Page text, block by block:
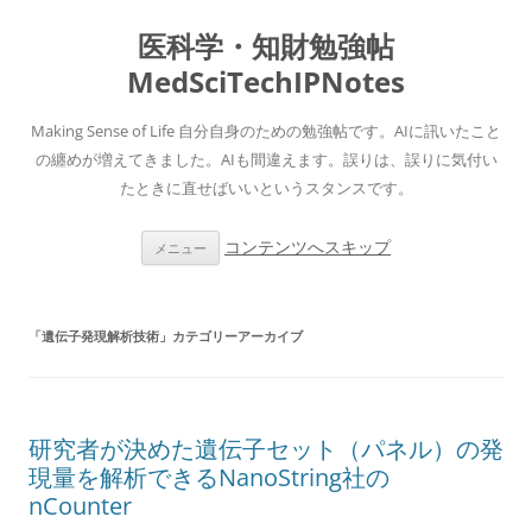
医科学・知財勉強帖
MedSciTechIPNotes
Making Sense of Life 自分自身のための勉強帖です。AIに訊いたこと
の纏めが増えてきました。AIも間違えます。誤りは、誤りに気付い
たときに直せばいいというスタンスです。
メニュー コンテンツへスキップ
「遺伝子発現解析技術 」カテゴリーアーカイブ
研究者が決めた遺伝子セット（パネル）の発
現量を解析できるNanoString社の
nCounter